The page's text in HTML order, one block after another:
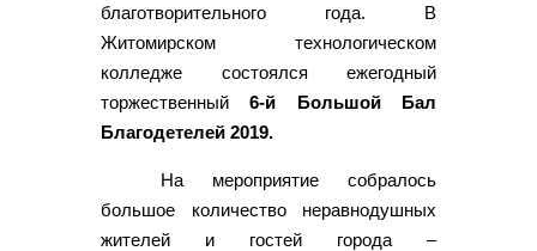
благотворительного года. В
Житомирском технологическом
колледже состоялся ежегодный
торжественный6-й Большой Бал
Благодетелей 2019.
На мероприятие собралось
большое количество неравнодушных
жителей и гостей города –